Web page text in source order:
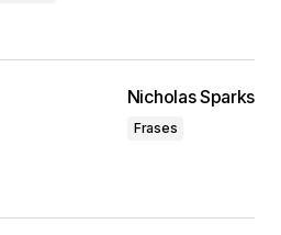
Nicholas Sparks
Frases